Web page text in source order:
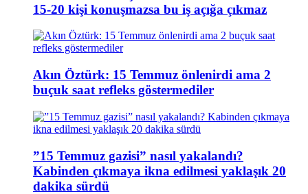
15-20 kişi konuşmazsa bu iş açığa çıkmaz
Akın Öztürk: 15 Temmuz önlenirdi ama 2
buçuk saat refleks göstermediler
”15 Temmuz gazisi” nasıl yakalandı?
Kabinden çıkmaya ikna edilmesi yaklaşık 20
dakika sürdü